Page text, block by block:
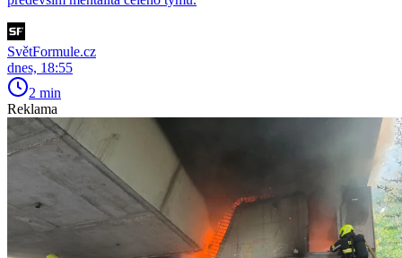
SvětFormule.cz
dnes, 18:55
2 min
Reklama